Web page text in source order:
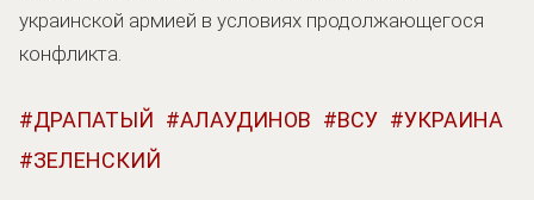
украинской армией в условиях продолжающегося
конфликта.
ДРАПАТЫЙ АЛАУДИНОВ ВСУ
УКРАИНА
ЗЕЛЕНСКИЙ